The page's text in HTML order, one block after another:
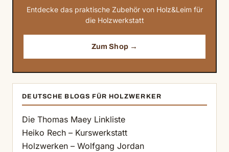
Entdecke das praktische Zubehör von Holz&Leim für
die Holzwerkstatt
Zum Shop →
DEUTSCHE BLOGS FÜR HOLZWERKER
Die Thomas Maey Linkliste
Heiko Rech – Kurswerkstatt
Holzwerken – Wolfgang Jordan